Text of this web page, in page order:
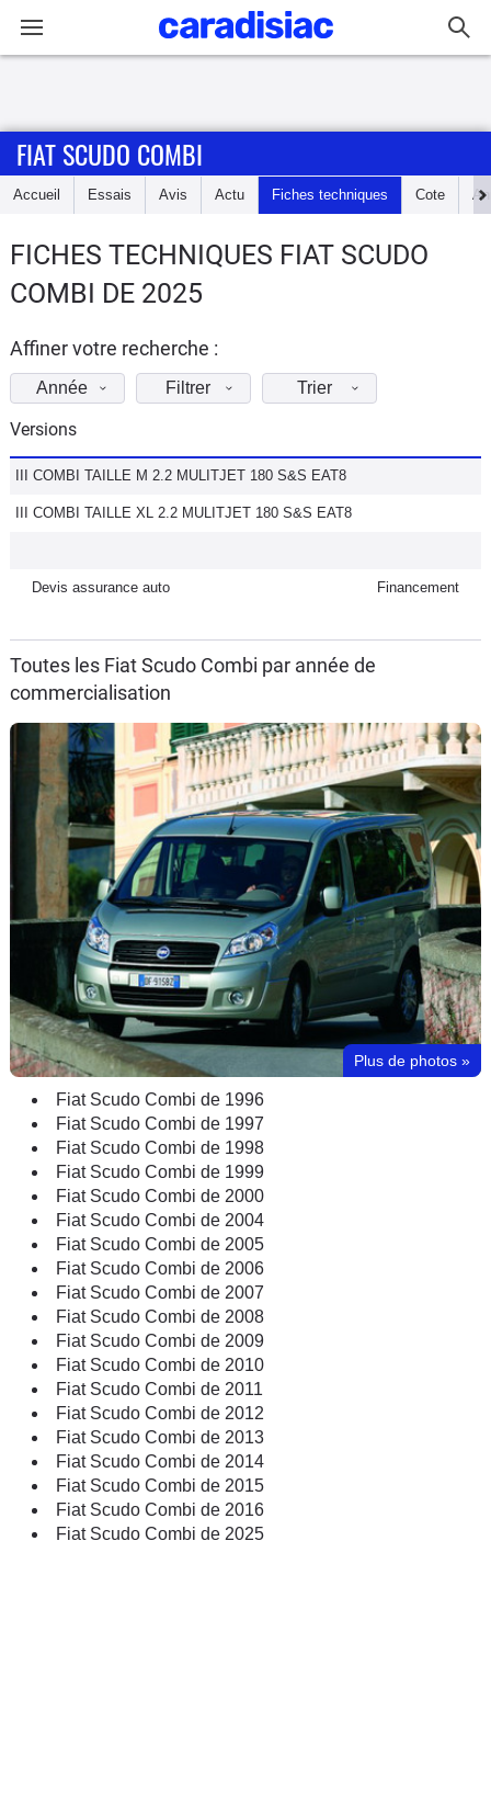
Accueil
Essais
d'achat
Electriques
Utilitaires
Flottes
Services
Forum
Marques
FIAT SCUDO COMBI
Accueil Essais Avis Actu Fiches techniques Cote
FICHES TECHNIQUES FIAT SCUDO
COMBI DE 2025
Affiner votre recherche :
Année Filtrer Trier
Versions
III COMBI TAILLE M 2.2 MULITJET 180 S&S EAT8
III COMBI TAILLE XL 2.2 MULITJET 180 S&S EAT8
Devis assurance auto Financement
Toutes les Fiat Scudo Combi par année de
commercialisation
Plus de photos »
Fiat Scudo Combi de 1996
Fiat Scudo Combi de 1997
Fiat Scudo Combi de 1998
Fiat Scudo Combi de 1999
Fiat Scudo Combi de 2000
Fiat Scudo Combi de 2004
Fiat Scudo Combi de 2005
Fiat Scudo Combi de 2006
Fiat Scudo Combi de 2007
Fiat Scudo Combi de 2008
Fiat Scudo Combi de 2009
Fiat Scudo Combi de 2010
Fiat Scudo Combi de 2011
Fiat Scudo Combi de 2012
Fiat Scudo Combi de 2013
Fiat Scudo Combi de 2014
Fiat Scudo Combi de 2015
Fiat Scudo Combi de 2016
Fiat Scudo Combi de 2025